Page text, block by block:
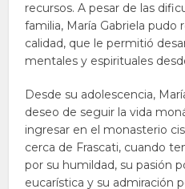
recursos. A pesar de las
familia, María Gabriela pudo
calidad, que le permitió
mentales y espirituales
Desde su adolescencia,
deseo de seguir la vida
ingresar en el monasterio
cerca de Frascati, cuando
por su humildad, su pasión
eucarística y su admiración